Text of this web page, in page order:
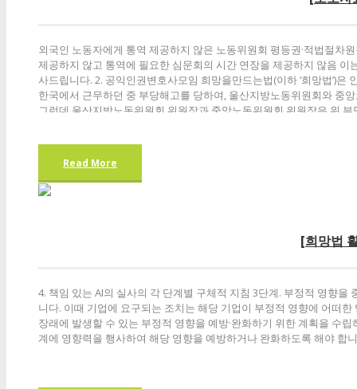
외국인 노동자에게 통역 제공하지 않은 노동위원회 평등권·적법절차
제공하지 않고 통역에 필요한 심문회의 시간 연장을 제공하지 않음 이
사드립니다. 2. 공익인권변호사모임 희망을만드는법(이하 ‘희망법’)
한국에서 근무하던 중 부당해고를 당하여, 울산지방노동위원회와 중
그런데 울산지방노동위원회 위원장과 중앙노동위원회 위원장은 위
Read More
[희망법
4. 책임 있는 AI의 실사의 각 단계별 구체적 지침 3단계. 부정적 영향을
니다. 이때 기업에 요구되는 조치는 해당 기업이 부정적 영향에 어떠
장래에 발생할 수 있는 부정적 영향을 예방·완화하기 위한 계획을 수
계에 영향력을 행사하여 해당 영향을 예방하거나 완화하도록 해야 합